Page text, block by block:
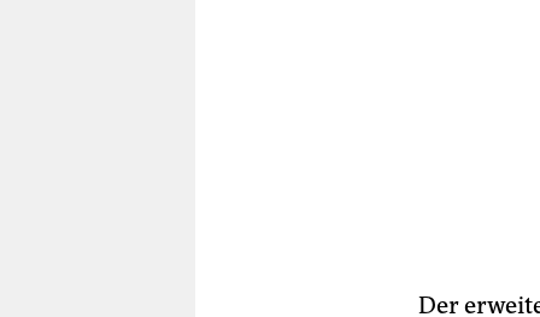
Der